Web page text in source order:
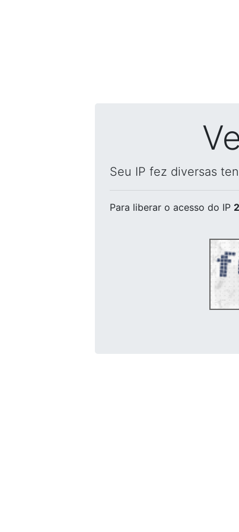
Seu IP fez diversas
Para liberar o acesso do IP